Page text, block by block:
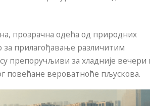
прозрачна одећа од природних
за прилагођавање различитим
препоручљиви за хладније вечери
повећане вероватноће пљускова.